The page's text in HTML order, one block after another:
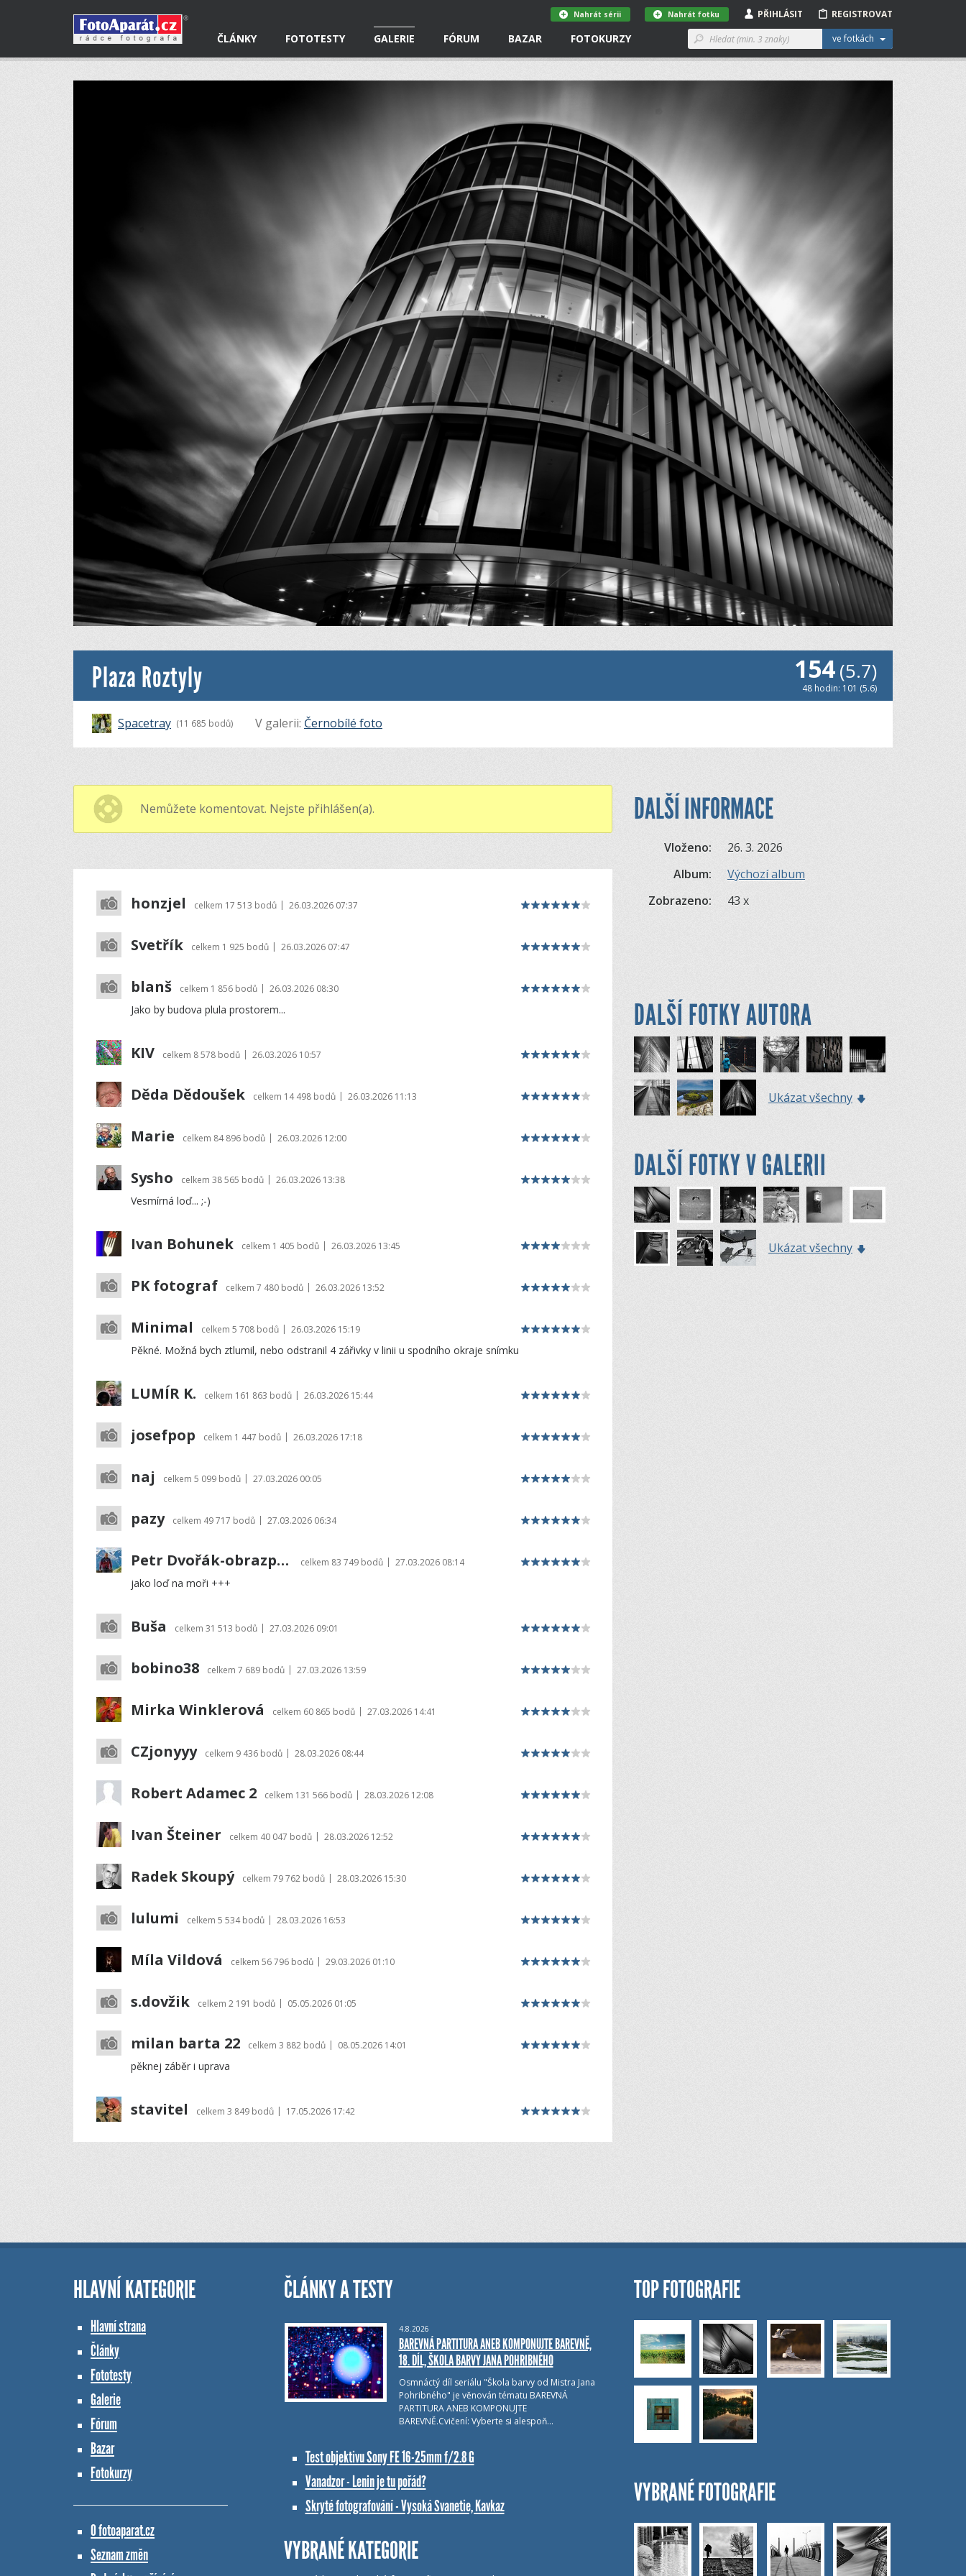
ČLÁNKY FOTOTESTY GALERIE FÓRUM BAZAR FOTOKURZY ve fotkách
REGISTROVAT
PŘIHLÁSIT
Nahrát fotku
Nahrát sérii
Plaza Roztyly 154(5.7)
48 hodin: 101 (5.6)
Spacetray (11 685 bodů) V galerii: Černobílé foto
Nemůžete komentovat. Nejste přihlášen(a).
honzjel celkem 17 513 bodů | 26.03.2026 07:37
Svetřík celkem 1 925 bodů | 26.03.2026 07:47
blanš celkem 1 856 bodů | 26.03.2026 08:30
Jako by budova plula prostorem...
KIV celkem 8 578 bodů | 26.03.2026 10:57
Děda Dědoušek celkem 14 498 bodů | 26.03.2026 11:13
Marie celkem 84 896 bodů | 26.03.2026 12:00
Sysho celkem 38 565 bodů | 26.03.2026 13:38
Vesmírná loď... ;-)
Ivan Bohunek celkem 1 405 bodů | 26.03.2026 13:45
PK fotograf celkem 7 480 bodů | 26.03.2026 13:52
Minimal celkem 5 708 bodů | 26.03.2026 15:19
Pěkné. Možná bych ztlumil, nebo odstranil 4 zářivky v linii u spodního okraje snímku
LUMÍR K. celkem 161 863 bodů | 26.03.2026 15:44
josefpop celkem 1 447 bodů | 26.03.2026 17:18
naj celkem 5 099 bodů | 27.03.2026 00:05
pazy celkem 49 717 bodů | 27.03.2026 06:34
Petr Dvořák-obrazprovas.cz celkem 83 749 bodů | 27.03.2026 08:14
jako loď na moři +++
Buša celkem 31 513 bodů | 27.03.2026 09:01
bobino38 celkem 7 689 bodů | 27.03.2026 13:59
Mirka Winklerová celkem 60 865 bodů | 27.03.2026 14:41
CZjonyyy celkem 9 436 bodů | 28.03.2026 08:44
Robert Adamec 2 celkem 131 566 bodů | 28.03.2026 12:08
Ivan Šteiner celkem 40 047 bodů | 28.03.2026 12:52
Radek Skoupý celkem 79 762 bodů | 28.03.2026 15:30
lulumi celkem 5 534 bodů | 28.03.2026 16:53
Míla Vildová celkem 56 796 bodů | 29.03.2026 01:10
s.dovžik celkem 2 191 bodů | 05.05.2026 01:05
milan barta 22 celkem 3 882 bodů | 08.05.2026 14:01
pěknej záběr i uprava
stavitel celkem 3 849 bodů | 17.05.2026 17:42
DALŠÍ INFORMACE
Vloženo:
26. 3. 2026
Album:
Výchozí album
Zobrazeno:
43 x
DALŠÍ FOTKY AUTORA
Ukázat všechny
DALŠÍ FOTKY V GALERII
Ukázat všechny
HLAVNÍ KATEGORIE
Hlavní strana
Články
Fototesty
Galerie
Fórum
Bazar
Fotokurzy
O fotoaparat.cz
Seznam změn
ČLÁNKY A TESTY
4.8.2026
BAREVNÁ PARTITURA ANEB KOMPONUJTE BAREVNĚ,
18. DÍL, ŠKOLA BARVY JANA POHRIBNÉHO
Osmnáctý díl seriálu "Škola barvy od Mistra Jana
Pohribného" je věnován tématu BAREVNÁ
PARTITURA ANEB KOMPONUJTE
BAREVNĚ.Cvičení: Vyberte si alespoň…
Test objektivu Sony FE 16-25mm f/2.8 G
Vanadzor - Lenin je tu pořád?
Skryté fotografování - Vysoká Svanetie, Kavkaz
VYBRANÉ KATEGORIE
TOP FOTOGRAFIE
VYBRANÉ FOTOGRAFIE